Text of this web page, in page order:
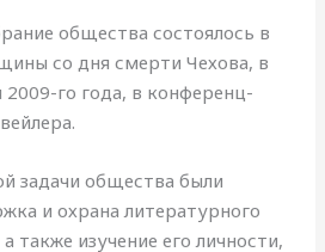
общества состоялось в
со дня смерти Чехова, в
2009-го года, в конференц-
задачи общества были
и охрана литературного
также изучение его личности,